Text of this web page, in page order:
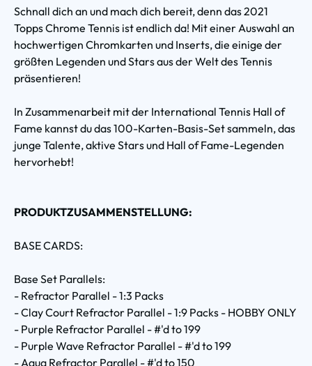
Schnall dich an und mach dich bereit, denn das 2021
Topps Chrome Tennis ist endlich da! Mit einer Auswahl an
hochwertigen Chromkarten und Inserts, die einige der
größten Legenden und Stars aus der Welt des Tennis
präsentieren!
In Zusammenarbeit mit der International Tennis Hall of
Fame kannst du das 100-Karten-Basis-Set sammeln, das
junge Talente, aktive Stars und Hall of Fame-Legenden
hervorhebt!
PRODUKTZUSAMMENSTELLUNG:
BASE CARDS:
Base Set Parallels:
- Refractor Parallel - 1:3 Packs
- Clay Court Refractor Parallel - 1:9 Packs - HOBBY ONLY
- Purple Refractor Parallel - #'d to 199
- Purple Wave Refractor Parallel - #'d to 199
- Aqua Refractor Parallel - #'d to 150